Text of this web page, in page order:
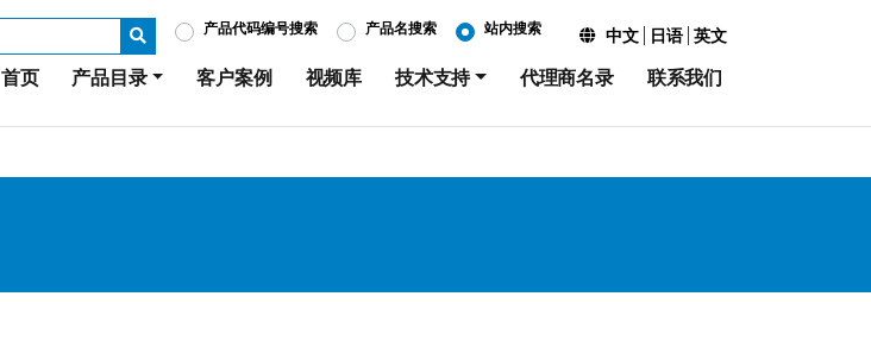
产品代码编号搜索 产品名搜索 站内搜索 中文 日语 英文
首页 产品目录 客户案例 视频库 技术支持 代理商名录 联系我们